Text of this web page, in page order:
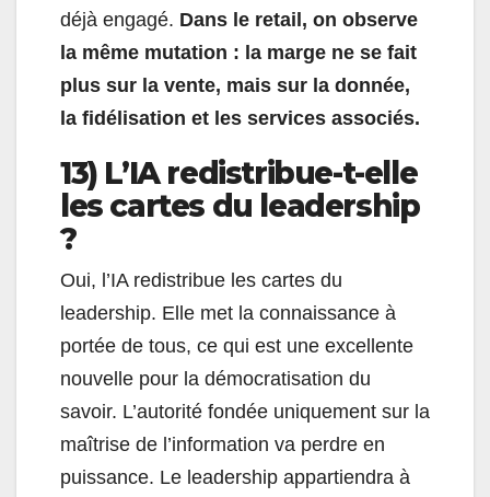
déjà engagé. Dans le retail, on observe
la même mutation : la marge ne se fait
plus sur la vente, mais sur la donnée,
la fidélisation et les services associés.
13) L’IA redistribue-t-elle
les cartes du leadership
?
Oui, l’IA redistribue les cartes du
leadership. Elle met la connaissance à
portée de tous, ce qui est une excellente
nouvelle pour la démocratisation du
savoir. L’autorité fondée uniquement sur la
maîtrise de l’information va perdre en
puissance. Le leadership appartiendra à